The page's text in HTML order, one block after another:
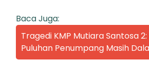
Baca Juga:
Tragedi KMP Mutiara Santosa
Puluhan Penumpang Masih